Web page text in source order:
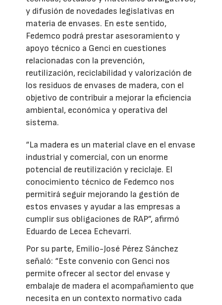
y difusión de novedades legislativas en
materia de envases. En este sentido,
Fedemco podrá prestar asesoramiento y
apoyo técnico a Genci en cuestiones
relacionadas con la prevención,
reutilización, reciclabilidad y valorización de
los residuos de envases de madera, con el
objetivo de contribuir a mejorar la eficiencia
ambiental, económica y operativa del
sistema.
“La madera es un material clave en el envase
industrial y comercial, con un enorme
potencial de reutilización y reciclaje. El
conocimiento técnico de Fedemco nos
permitirá seguir mejorando la gestión de
estos envases y ayudar a las empresas a
cumplir sus obligaciones de RAP”, afirmó
Eduardo de Lecea Echevarri.
Por su parte, Emilio-José Pérez Sánchez
señaló: “Este convenio con Genci nos
permite ofrecer al sector del envase y
embalaje de madera el acompañamiento que
necesita en un contexto normativo cada